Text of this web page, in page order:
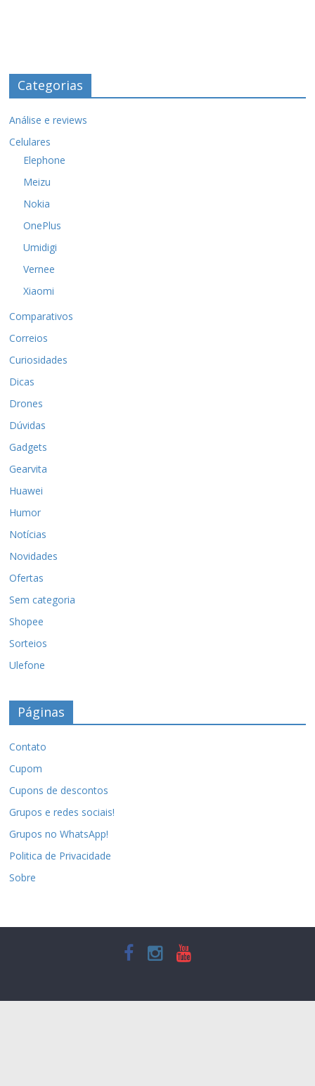
Categorias
Análise e reviews
Celulares
Elephone
Meizu
Nokia
OnePlus
Umidigi
Vernee
Xiaomi
Comparativos
Correios
Curiosidades
Dicas
Drones
Dúvidas
Gadgets
Gearvita
Huawei
Humor
Notícias
Novidades
Ofertas
Sem categoria
Shopee
Sorteios
Ulefone
Páginas
Contato
Cupom
Cupons de descontos
Grupos e redes sociais!
Grupos no WhatsApp!
Politica de Privacidade
Sobre